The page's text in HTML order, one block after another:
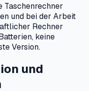
Taschenrechner
und bei der Arbeit
Rechner
keine
Version.
und